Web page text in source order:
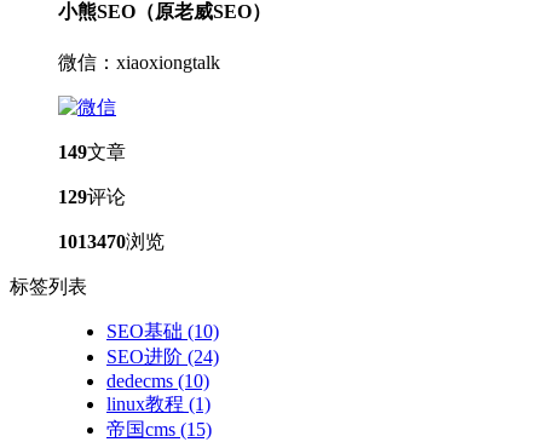
小熊SEO（原老威SEO）
微信：xiaoxiongtalk
149文章
129评论
1013470浏览
标签列表
SEO基础 (10)
SEO进阶 (24)
dedecms (10)
linux教程 (1)
帝国cms (15)